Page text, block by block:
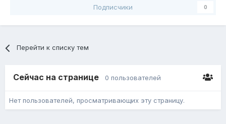
Подписчики 0
Перейти к списку тем
Сейчас на странице 0 пользователей
Нет пользователей, просматривающих эту страницу.